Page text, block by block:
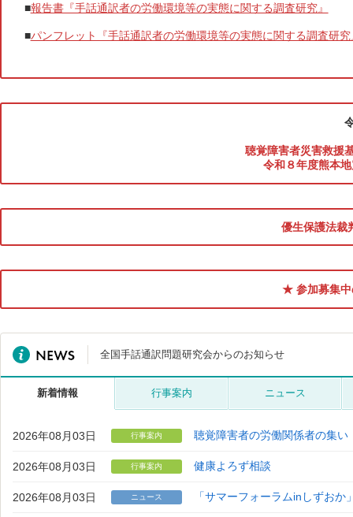
■報告書『手話通訳者の労働環境等の実態に関する調査研究』
■パンフレット『手話通訳者の労働環境等の実態に関する調査研究
聴覚障害者災害救援
令和８年度熊本
優生保護法裁
★ 参加募集
全国手話通訳問題研究会からのお知らせ
新着情報 行事案内 ニュース
2026年08月03日 行事案内 聴覚障害者の労働関係者の集い
2026年08月03日 行事案内 健康よろず相談
2026年08月03日 ニュース 「サマーフォーラムinしずおか